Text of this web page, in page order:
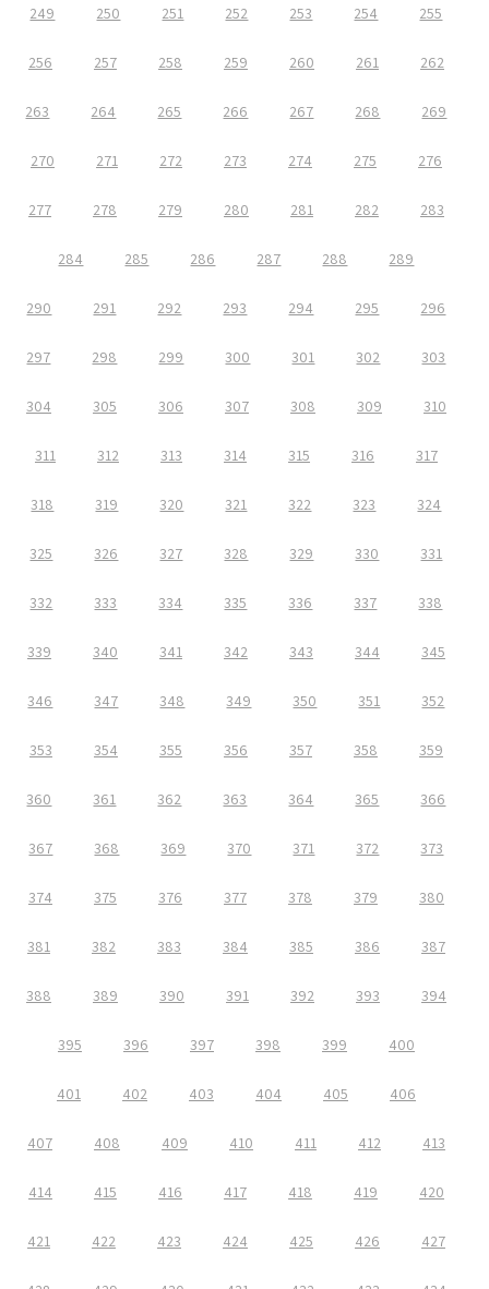
249 250 251 252 253 254 255
256 257 258 259 260 261 262
263 264 265 266 267 268 269
270 271 272 273 274 275 276
277 278 279 280 281 282 283
284 285 286 287 288 289
290 291 292 293 294 295 296
297 298 299 300 301 302 303
304 305 306 307 308 309 310
311 312 313 314 315 316 317
318 319 320 321 322 323 324
325 326 327 328 329 330 331
332 333 334 335 336 337 338
339 340 341 342 343 344 345
346 347 348 349 350 351 352
353 354 355 356 357 358 359
360 361 362 363 364 365 366
367 368 369 370 371 372 373
374 375 376 377 378 379 380
381 382 383 384 385 386 387
388 389 390 391 392 393 394
395 396 397 398 399 400
401 402 403 404 405 406
407 408 409 410 411 412 413
414 415 416 417 418 419 420
421 422 423 424 425 426 427